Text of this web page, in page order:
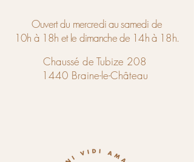
Ouvert du mercredi au samedi de
10h à 18h et le dimanche de 14h à 18h.
Chaussé de Tubize 208
1440 Braine-le-Château